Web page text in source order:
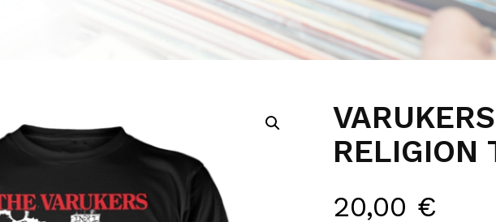
RELIGION
20,00 €